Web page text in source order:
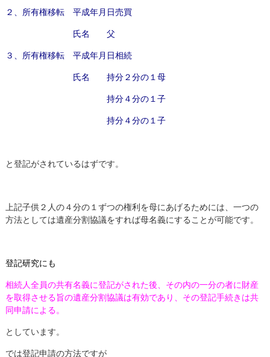
２、所有権移転 平成年月日売買
氏名 父
３、所有権移転 平成年月日相続
氏名 持分２分の１母
持分４分の１子
持分４分の１子
と登記がされているはずです。
上記子供２人の４分の１ずつの権利を母にあげるためには、一つの
方法としては遺産分割協議をすれば母名義にすることが可能です。
登記研究にも
相続人全員の共有名義に登記がされた後、その内の一分の者に財産
を取得させる旨の遺産分割協議は有効であり、その登記手続きは共
同申請による。
としています。
では登記申請の方法ですが